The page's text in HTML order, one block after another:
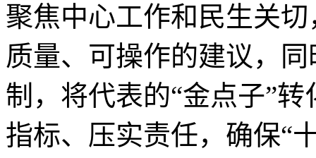
聚焦中心工作和民生关
质量、可操作的建议，
制，将代表的“金点子”
指标、压实责任，确保“